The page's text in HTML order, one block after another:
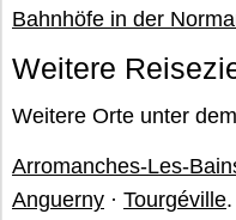
Bahnhöfe in der
Weitere
Weitere Orte unter
Arromanches-Les-
Anguerny · Tourgéville.